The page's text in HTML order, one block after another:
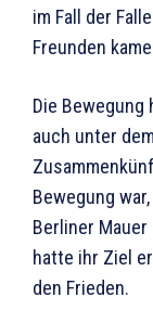
im Fall der
Freunden
Die Bewegung
auch unter
Bewegung
Berliner
hatte ihr Ziel
den Frieden.